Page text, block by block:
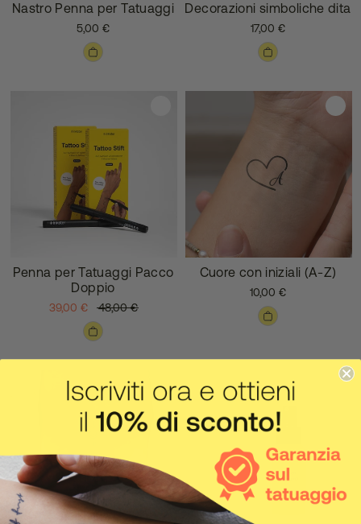
Nastro Penna per Tatuaggi
5,00 €
Decorazioni simboliche dita
17,00 €
Penna per Tatuaggi Pacco
Doppio
39,00 € 48,00 €
Cuore con iniziali (A-Z)
10,00 €